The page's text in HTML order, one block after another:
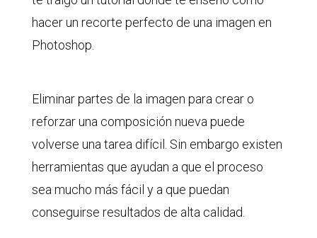
hacer un recorte perfecto de una imagen en
Photoshop.
Eliminar partes de la imagen para crear o
reforzar una composición nueva puede
volverse una tarea difícil. Sin embargo existen
herramientas que ayudan a que el proceso
sea mucho más fácil y a que puedan
conseguirse resultados de alta calidad.